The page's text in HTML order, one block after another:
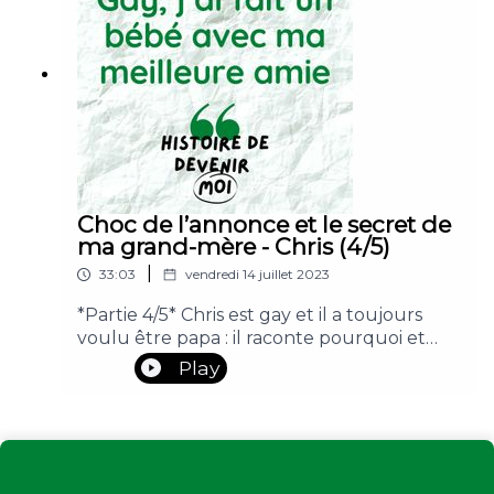
podcast.mystrikingly.com/#coparentalité
Choc de l’annonce et le secret de
ma grand-mère - Chris (4/5)
33:03 vendredi 14 juillet 2023
*Partie 4/5* Chris est gay et il a toujours
voulu être papa : il raconte pourquoi et
comment il a décidé de faire un bébé avec
Marine, sa meilleure amie hétéro.💚 Pour
Play